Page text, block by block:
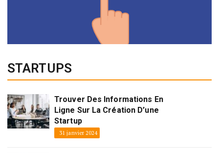
STARTUPS
Trouver Des Informations En
Ligne Sur La Création D’une
Startup
31 janvier 2024